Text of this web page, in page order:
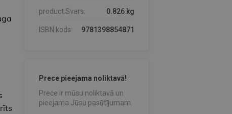
product.Svars: 0.826 kg
ISBN kods: 9781398854871
Prece pieejama noliktavā!
Prece ir mūsu noliktavā un
pieejama Jūsu pasūtījumam.